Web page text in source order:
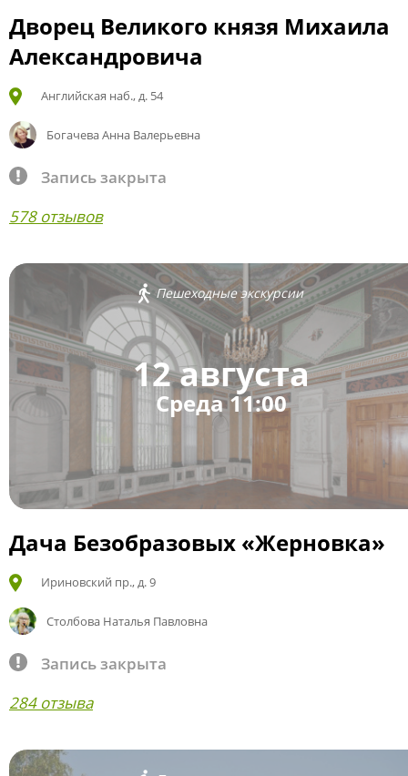
Дворец Великого князя Михаила
Александровича
Английская наб., д. 54
Богачева Анна Валерьевна
Запись закрыта
578 отзывов
Пешеходные экскурсии
12 августа
Среда 11:00
Дача Безобразовых «Жерновка»
Ириновский пр., д. 9
Столбова Наталья Павловна
Запись закрыта
284 отзыва